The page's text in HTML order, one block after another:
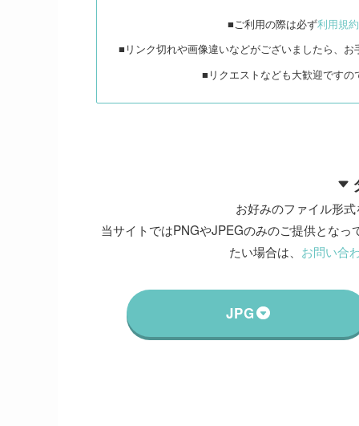
■ご利用の際は必ず利用規約
■リンク切れや画像違いなどがございましたら、お
■リクエストなども大歓迎ですの
お好みのファイル形
当サイトではPNGやJPEGのみのご提供とな
たい場合は、 お問い合
JPG